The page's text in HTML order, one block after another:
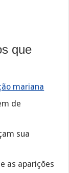
que
mariana
de
sua
as aparições